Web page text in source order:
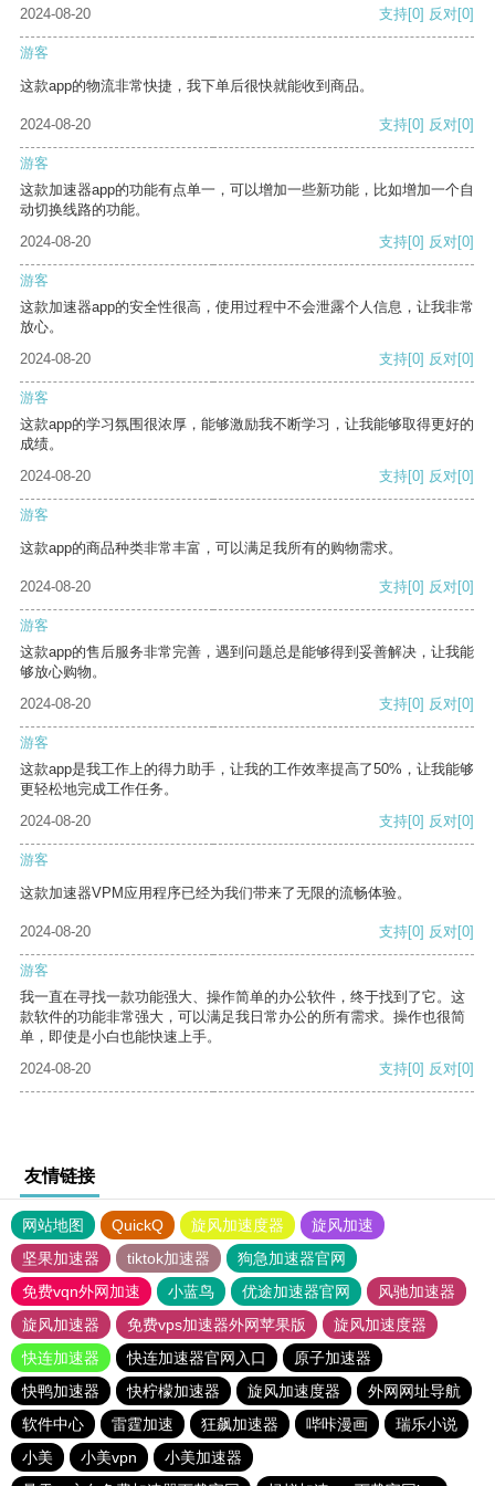
2024-08-20 支持[0] 反对[0]
游客
这款app的物流非常快捷，我下单后很快就能收到商品。
2024-08-20 支持[0] 反对[0]
游客
这款加速器app的功能有点单一，可以增加一些新功能，比如增加一个自
动切换线路的功能。
2024-08-20
支持[0] 反对[0]
游客
这款加速器app的安全性很高，使用过程中不会泄露个人信息，让我非常
放心。
2024-08-20
支持[0] 反对[0]
游客
这款app的学习氛围很浓厚，能够激励我不断学习，让我能够取得更好的
成绩。
2024-08-20
支持[0] 反对[0]
游客
这款app的商品种类非常丰富，可以满足我所有的购物需求。
2024-08-20 支持[0] 反对[0]
游客
这款app的售后服务非常完善，遇到问题总是能够得到妥善解决，让我能
够放心购物。
2024-08-20
支持[0] 反对[0]
游客
这款app是我工作上的得力助手，让我的工作效率提高了50%，让我能够
更轻松地完成工作任务。
2024-08-20
支持[0] 反对[0]
游客
这款加速器VPM应用程序已经为我们带来了无限的流畅体验。
2024-08-20 支持[0] 反对[0]
游客
我一直在寻找一款功能强大、操作简单的办公软件，终于找到了它。这
款软件的功能非常强大，可以满足我日常办公的所有需求。操作也很简
单，即使是小白也能快速上手。
2024-08-20
支持[0] 反对[0]
友情链接
网站地图 QuickQ 旋风加速度器
旋风加速
坚果加速器
tiktok加速器
狗急加速器官网
免费vqn外网加速
小蓝鸟 优途加速器官网
风驰加速器
旋风加速器
免费vps加速器外网苹果版
旋风加速度器
快连加速器
快连加速器官网入口
原子加速器
快鸭加速器
快柠檬加速器 旋风加速度器
外网网址导航
软件中心
雷霆加速 狂飙加速器 哔咔漫画
瑞乐小说
小美
小美vpn
小美加速器